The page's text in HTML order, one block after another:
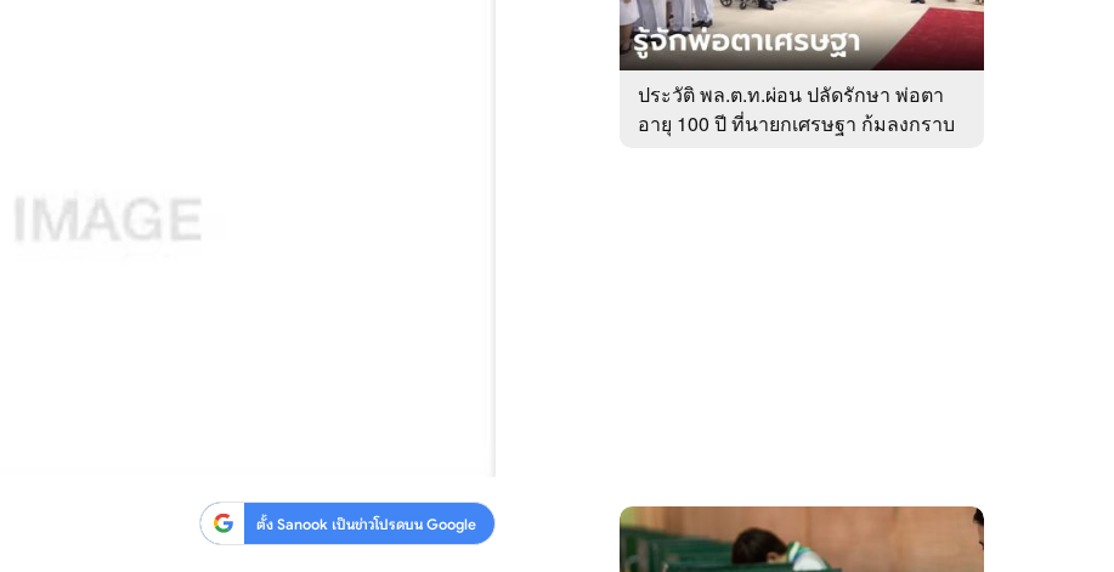
ตั้ง Sanook เป็นข่าวโปรดบน Google
ประวัติ พล.ต.ท.ผ่อน ปลัดรักษา พ่อตา
อายุ 100 ปี ที่นายกเศรษฐา ก้มลงกราบ